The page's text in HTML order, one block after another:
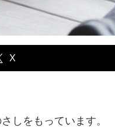
X
しをもっています。